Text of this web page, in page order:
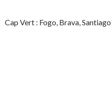
Cap Vert : Fogo, Brava, Santiago